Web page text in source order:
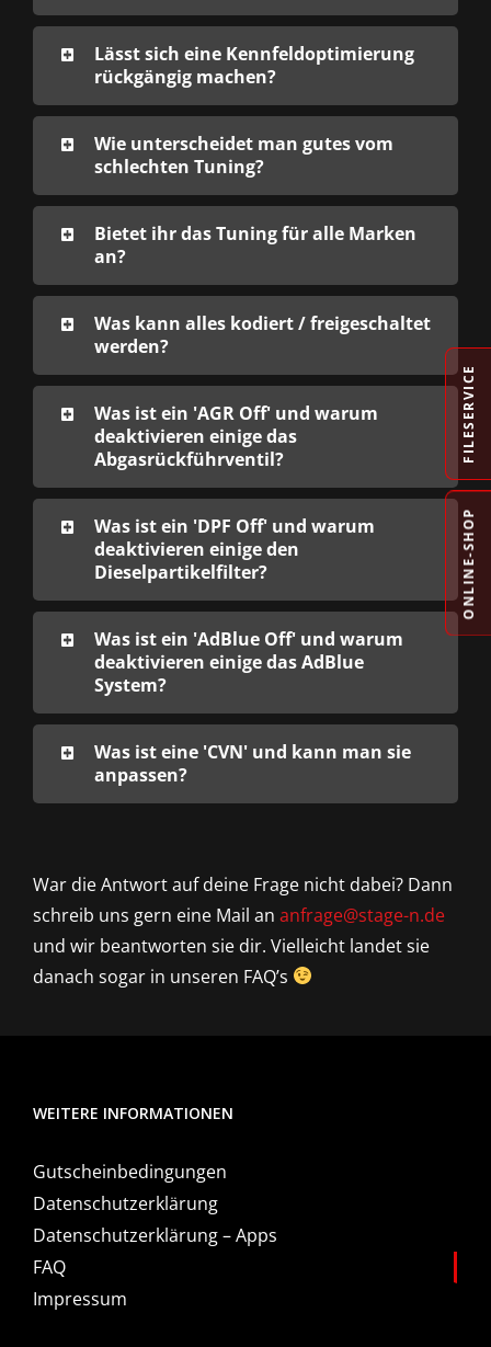
Lässt sich eine Kennfeldoptimierung
rückgängig machen?
Wie unterscheidet man gutes vom
schlechten Tuning?
Bietet ihr das Tuning für alle Marken
an?
Was kann alles kodiert / freigeschaltet
werden?
Was ist ein 'AGR Off' und warum
deaktivieren einige das
Abgasrückführventil?
Was ist ein 'DPF Off' und warum
deaktivieren einige den
Dieselpartikelfilter?
Was ist ein 'AdBlue Off' und warum
deaktivieren einige das AdBlue
System?
Was ist eine 'CVN' und kann man sie
anpassen?
War die Antwort auf deine Frage nicht dabei? Dann
schreib uns gern eine Mail an anfrage@stage-n.de
und wir beantworten sie dir. Vielleicht landet sie
danach sogar in unseren FAQ’s
WEITERE INFORMATIONEN
Gutscheinbedingungen
Datenschutzerklärung
Datenschutzerklärung – Apps
FAQ
Impressum
FILESERVICE
ONLINE-SHOP